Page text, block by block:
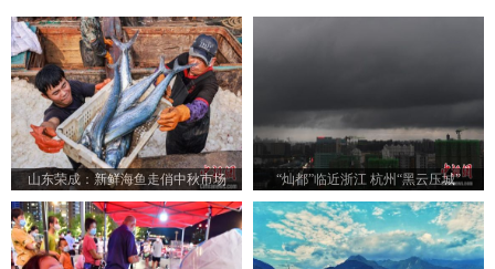
山东荣成：新鲜海鱼走俏中秋市场 “灿都”临近浙江 杭州“黑云压城”